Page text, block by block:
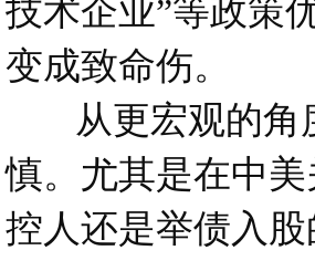
技术企业”等政策
变成致命伤。
从更宏观的角度
慎。尤其是在中
控人还是举债入